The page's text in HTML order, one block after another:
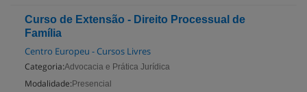
Curso de Extensão - Direito Processual de
Família
Centro Europeu - Cursos Livres
Categoria:Advocacia e Prática Jurídica
Modalidade: Presencial